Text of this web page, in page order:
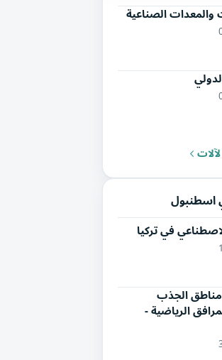
الصناعية
اسطنبول
في تركيا
الجذب
الرياضية -